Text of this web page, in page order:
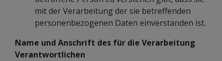
mit der Verarbeitung der sie betreffenden
personenbezogenen Daten einverstanden ist.
Name und Anschrift des für die Verarbeitung
Verantwortlichen